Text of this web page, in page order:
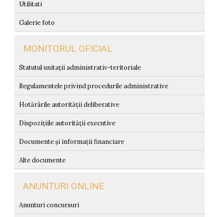
Utilitati
Galerie foto
MONITORUL OFICIAL
Statutul unitații administrativ-teritoriale
Regulamentele privind procedurile administrative
Hotărârile autorității deliberative
Dispozițiile autorității executive
Documente și informații financiare
Alte documente
ANUNTURI ONLINE
Anunturi concursuri